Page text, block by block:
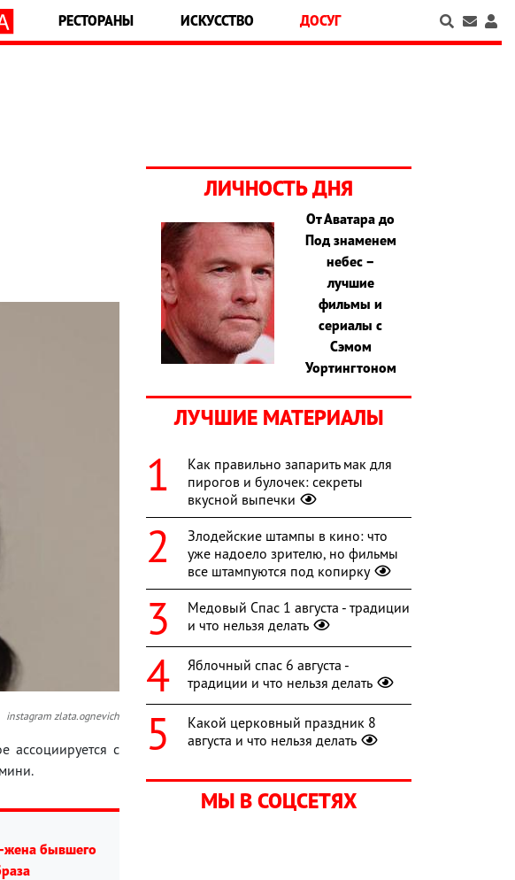
РЕСТОРАНЫ ИСКУССТВО ДОСУГ
instagram zlata.ognevich
ассоциируется с
жена бывшего
ЛИЧНОСТЬ ДНЯ
От Аватара до
Под знаменем
небес –
лучшие
фильмы и
сериалы с
Сэмом
Уортингтоном
ЛУЧШИЕ МАТЕРИАЛЫ
Как правильно запарить мак для
пирогов и булочек: секреты
вкусной выпечки
Злодейские штампы в кино: что
уже надоело зрителю, но фильмы
все штампуются под копирку
Медовый Спас 1 августа - традиции
и что нельзя делать
Яблочный спас 6 августа -
традиции и что нельзя делать
Какой церковный праздник 8
августа и что нельзя делать
МЫ В СОЦСЕТЯХ